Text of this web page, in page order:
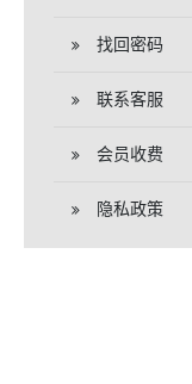
找回密码
联系客服
会员收费
隐私政策